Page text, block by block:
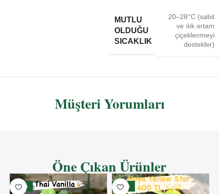
MUTLU
OLDUĞU
SICAKLIK
20–28°C (sabit
ve ılık ortam
çiçeklenmeyi
destekler)
Müşteri Yorumları
Öne Çıkan Ürünler
- 33% - 50%